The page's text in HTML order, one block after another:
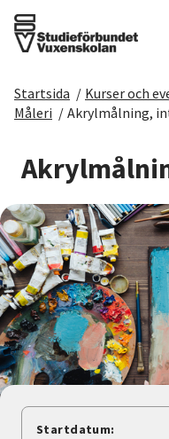
Det här gör vi
För dig som
Sök kurser och
Om SV
Starta studiecirkel
Cirkelledare
Nyheter
Startsida / Kurser och
Måleri / Akrylmålning,
Startdatum: